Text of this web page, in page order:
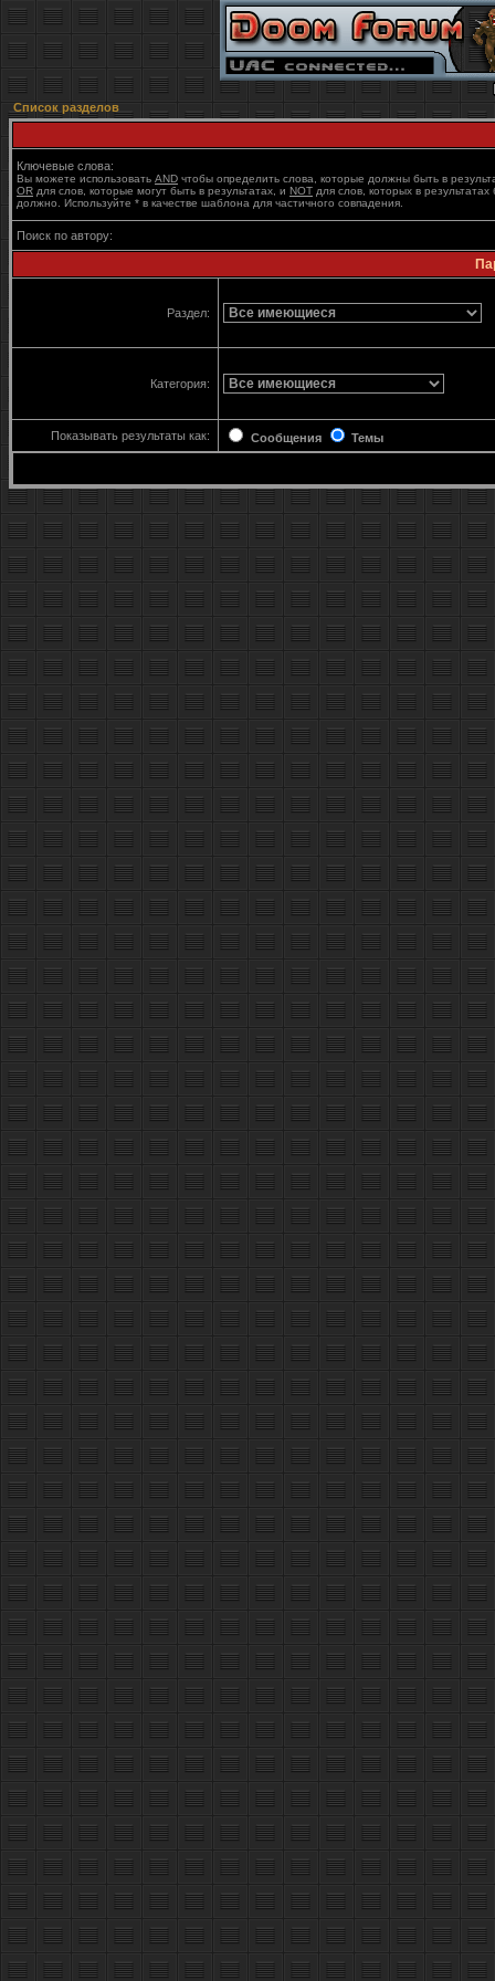
Список разделов
Ключевые слова:
Вы можете использовать AND чтобы определить слова, которые должны быть в
OR для слов, которые могут быть в результатах, и NOT для слов, которых в результатах
должно. Используйте * в качестве шаблона для частичного совпадения.
Поиск по автору:
Раздел:
Категория:
Показывать результаты как: Сообщения Темы